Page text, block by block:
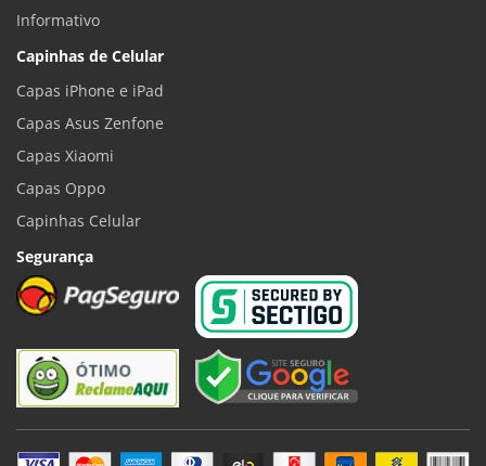
Informativo
Capinhas de Celular
Capas iPhone e iPad
Capas Asus Zenfone
Capas Xiaomi
Capas Oppo
Capinhas Celular
Segurança